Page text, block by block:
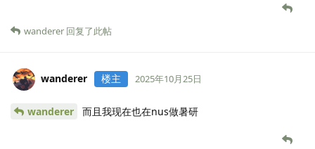
wanderer 回复了此帖
wanderer 楼主 2025年10月25日
wanderer 而且我现在也在nus做暑研